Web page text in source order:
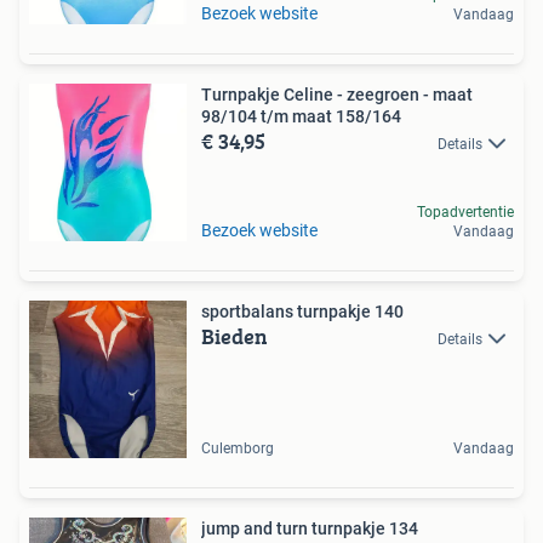
Bezoek website
Vandaag
Turnpakje Celine - zeegroen - maat
98/104 t/m maat 158/164
€ 34,95 Details
Bezoek website
Topadvertentie
Vandaag
sportbalans turnpakje 140
Bieden Details
Culemborg Vandaag
jump and turn turnpakje 134